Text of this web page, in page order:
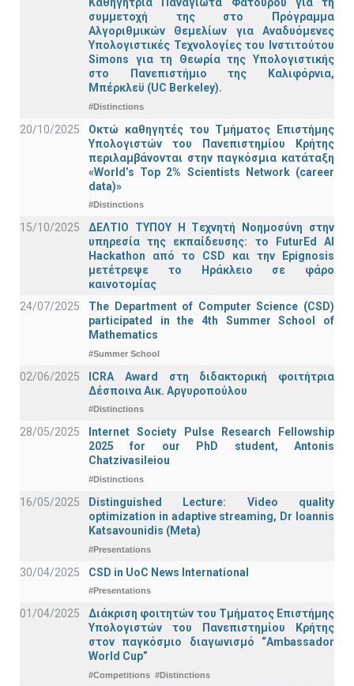
συμμετοχή της στο Πρόγραμμα
Αλγοριθμικών Θεμελίων για Αναδυόμενες
Υπολογιστικές Τεχνολογίες του Ινστιτούτου
Simons για τη Θεωρία της Υπολογιστικής
στο Πανεπιστήμιο της Καλιφόρνια,
Μπέρκλεϋ (UC Berkeley).
#Distinctions
20/10/2025
Οκτώ καθηγητές του Τμήματος Επιστήμης
Υπολογιστών του Πανεπιστημίου Κρήτης
περιλαμβάνονται στην παγκόσμια κατάταξη
«World’s Top 2% Scientists Network (career
data)»
#Distinctions
15/10/2025
ΔΕΛΤΙΟ ΤΥΠΟΥ H Tεχνητή Νοημοσύνη στην
υπηρεσία της εκπαίδευσης: το FuturEd AI
Hackathon από το CSD και την Epignosis
μετέτρεψε το Ηράκλειο σε φάρο
καινοτομίας
24/07/2025
The Department of Computer Science (CSD)
participated in the 4th Summer School of
Mathematics
#Summer School
02/06/2025
ICRA Award στη διδακτορική φοιτήτρια
Δέσποινα Αικ. Αργυροπούλου
#Distinctions
28/05/2025
Internet Society Pulse Research Fellowship
2025 for our PhD student, Antonis
Chatzivasileiou
#Distinctions
16/05/2025
Distinguished Lecture: Video quality
optimization in adaptive streaming, Dr Ioannis
Katsavounidis (Meta)
#Presentations
30/04/2025 CSD in UoC News International
#Presentations
01/04/2025
Διάκριση φοιτητών του Τμήματος Επιστήμης
Υπολογιστών του Πανεπιστημίου Κρήτης
στον παγκόσμιο διαγωνισμό “Ambassador
World Cup”
#Competitions #Distinctions